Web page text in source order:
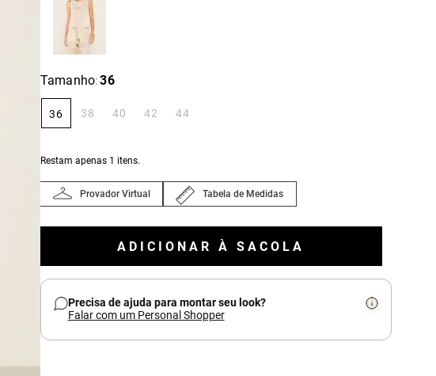
Tamanho: 36
36 38 40 42 44
Restam apenas 1 itens.
Provador Virtual Tabela de Medidas
ADICIONAR À SACOLA
Precisa de ajuda para montar seu look?
Falar com um Personal Shopper